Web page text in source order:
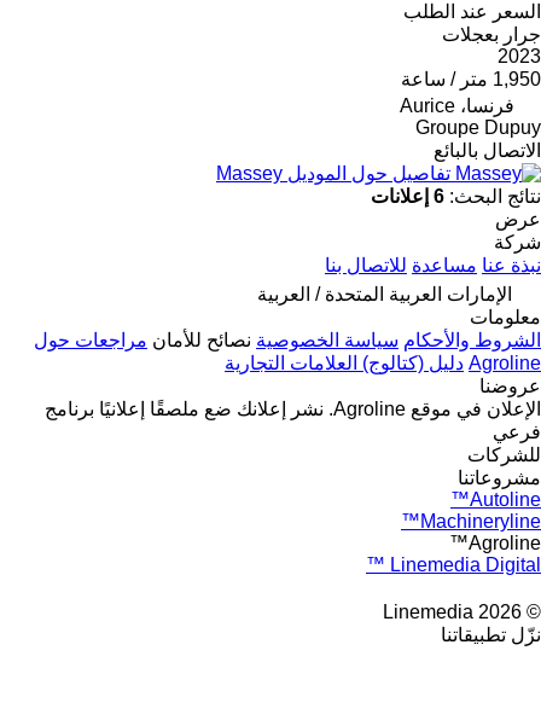
السعر عند الطلب
جرار بعجلات
2023
1,950 متر / ساعة
فرنسا، Aurice
Groupe Dupuy
الاتصال بالبائع
تفاصيل حول الموديل Massey
نتائج البحث: 6 إعلانات
عرض
شركة
نبذة عنا مساعدة للاتصال بنا
الإمارات العربية المتحدة / العربية
معلومات
الشروط والأحكام سياسة الخصوصية نصائح للأمان مراجعات حول
Agroline دليل (كتالوج) العلامات التجارية
عروضنا
الإعلان في موقع Agroline.
نشر إعلانك ضع ملصقًا إعلانيًا برنامج
فرعي
للشركات
مشروعاتنا
Autoline™
Machineryline™
Agroline™
Linemedia Digital ™
© 2026 Linemedia
نزّل تطبيقاتنا